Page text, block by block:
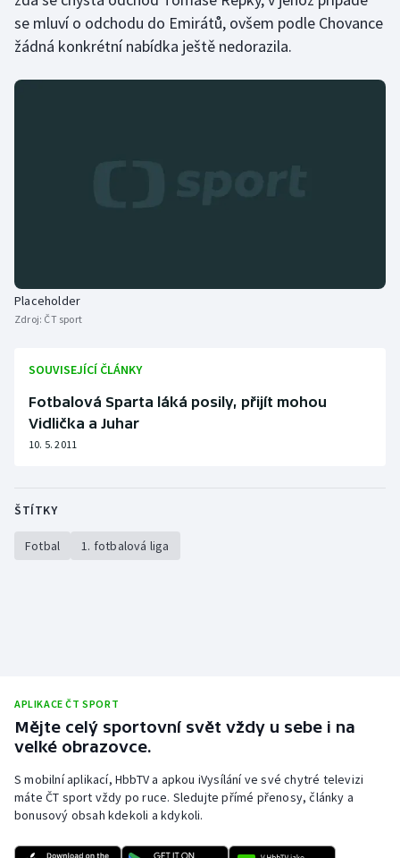
se mluví o odchodu do Emirátů, ovšem podle Chovance
žádná konkrétní nabídka ještě nedorazila.
Placeholder
Zdroj: ČT sport
SOUVISEJÍCÍ ČLÁNKY
Fotbalová Sparta láká posily, přijít mohou
Vidlička a Juhar
10. 5. 2011
ŠTÍTKY
Fotbal 1. fotbalová liga
APLIKACE ČT SPORT
Mějte celý sportovní svět vždy u sebe i na
velké obrazovce.
S mobilní aplikací, HbbTV a apkou iVysílání ve své chytré televizi
máte ČT sport vždy po ruce. Sledujte přímé přenosy, články a
bonusový obsah kdekoli a kdykoli.